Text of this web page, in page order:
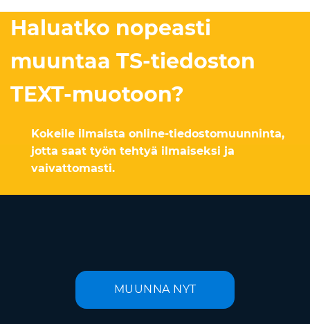
Haluatko nopeasti
muuntaa TS-tiedoston
TEXT-muotoon?
Kokeile ilmaista online-tiedostomuunninta,
jotta saat työn tehtyä ilmaiseksi ja
vaivattomasti.
MUUNNA NYT